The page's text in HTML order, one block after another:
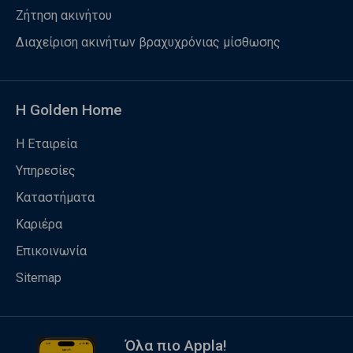
Ζήτηση ακινήτου
Διαχείριση ακινήτων βραχυχρόνιας μίσθωσης
Η Golden Home
Η Εταιρεία
Υπηρεσίες
Καταστήματα
Καριέρα
Επικοινωνία
Sitemap
Όλα πιο Appla!